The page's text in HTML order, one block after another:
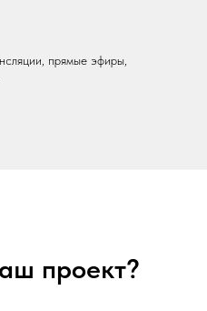
прямые эфиры,
проект?